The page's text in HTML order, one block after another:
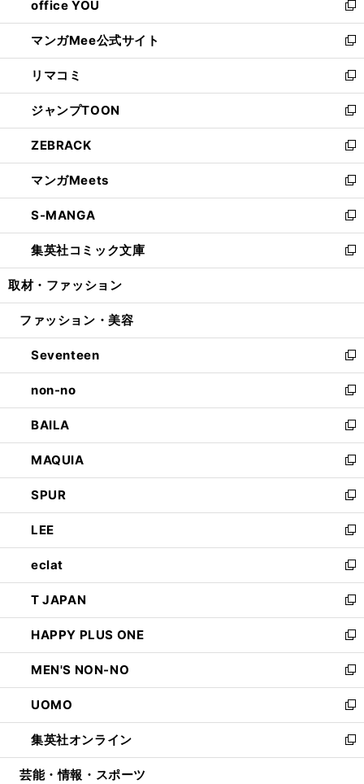
く
で
開
く
ィ
ン
ド
ウ
で
開
く
い
ウ
ィ
ン
ド
ウ
で
開
く
office YOU
新
し
い
ウ
ィ
ン
ド
ウ
で
開
く
マンガMee公式サイト
新
し
い
ウ
ィ
ン
ド
ウ
で
開
く
リマコミ
新
し
い
ウ
ィ
ン
ド
ウ
で
開
く
ジャンプTOON
新
し
い
ウ
ィ
ン
ド
ウ
で
開
ZEBRACK
新
し
い
ウ
ィ
ン
ド
ウ
開
マンガMeets
新
し
い
ウ
ィ
ン
ウ
開
く
S-MANGA
新
し
い
ウ
ン
ウ
で
開
く
集英社コミック文庫
新
し
ウ
ン
ド
ウ
で
開
く
取材・ファッション
ファッション・美容
Seventeen
新
し
い
ウ
ィ
ン
ド
ウ
で
開
く
non-no
新
し
い
ウ
ィ
ン
ド
ウ
で
開
く
BAILA
新
し
い
ウ
ィ
ン
ド
ウ
で
開
く
MAQUIA
新
し
い
ウ
ィ
ン
ド
ウ
で
開
く
SPUR
新
し
い
ウ
ィ
ン
ド
ウ
で
開
く
LEE
新
し
い
ウ
ィ
ン
ド
ウ
で
開
く
eclat
新
し
い
ウ
ィ
ン
ド
ウ
で
開
く
T JAPAN
新
し
い
ウ
ィ
ン
ド
ウ
で
開
HAPPY PLUS ONE
新
し
い
ウ
ィ
ン
ド
ウ
MEN'S NON-NO
新
し
い
ウ
ィ
ン
UOMO
新
し
い
ウ
集英社オンライン
新
し
芸能・情報・スポーツ